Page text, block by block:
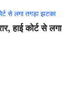
हाई कोर्ट से लगा